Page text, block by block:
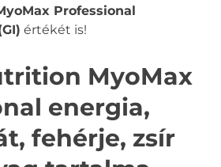
Professional
értékét is!
MyoMax
energia,
fehérje, zsír